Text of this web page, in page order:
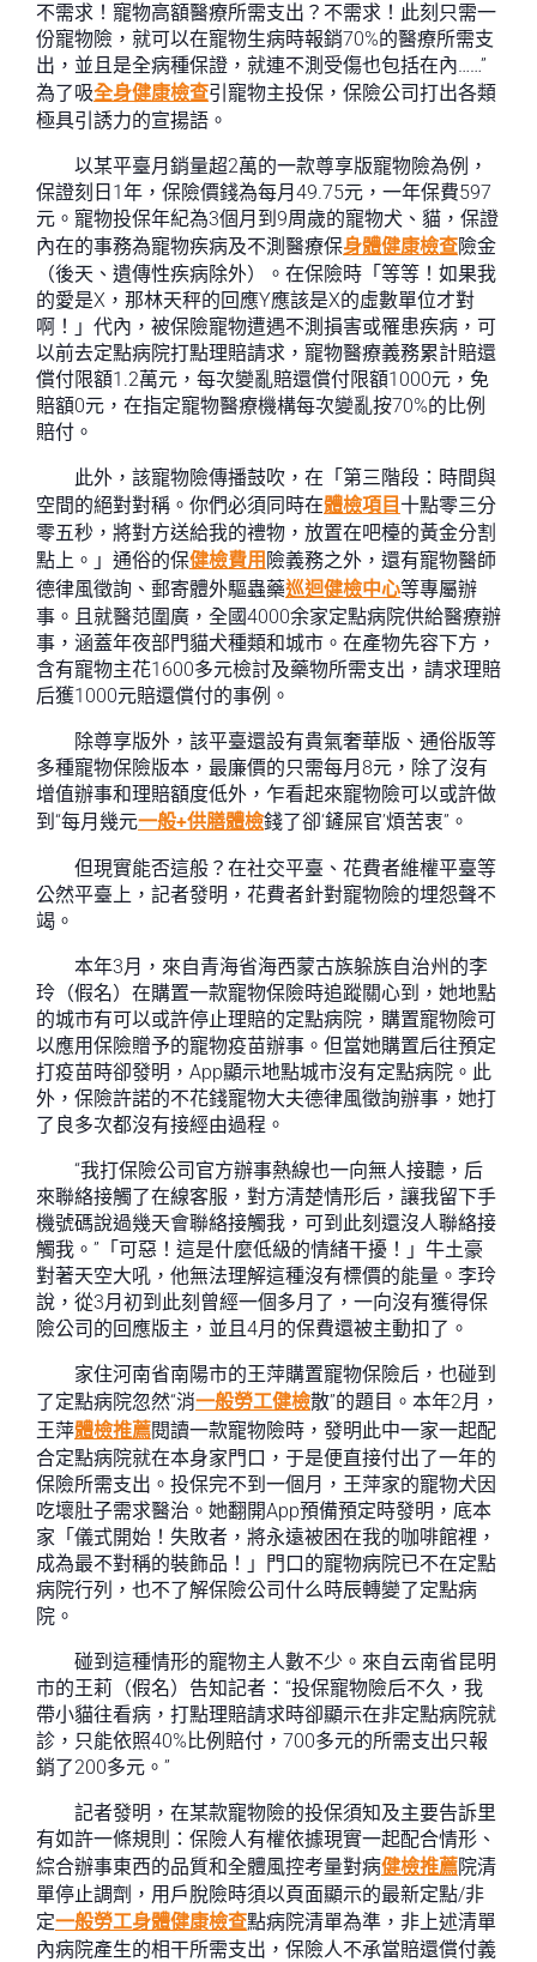
不需求！寵物高額醫療所需支出？不需求！此刻只需一
份寵物險，就可以在寵物生病時報銷70%的醫療所需支
出，並且是全病種保證，就連不測受傷也包括在內……”
為了吸全身健康檢查引寵物主投保，保險公司打出各類
極具引誘力的宣揚語。
以某平臺月銷量超2萬的一款尊享版寵物險為例，
保證刻日1年，保險價錢為每月49.75元，一年保費597
元。寵物投保年紀為3個月到9周歲的寵物犬、貓，保證
內在的事務為寵物疾病及不測醫療保身體健康檢查險金
（後天、遺傳性疾病除外）。在保險時「等等！如果我
的愛是X，那林天秤的回應Y應該是X的虛數單位才對
啊！」代內，被保險寵物遭遇不測損害或罹患疾病，可
以前去定點病院打點理賠請求，寵物醫療義務累計賠還
償付限額1.2萬元，每次變亂賠還償付限額1000元，免
賠額0元，在指定寵物醫療機構每次變亂按70%的比例
賠付。
此外，該寵物險傳播鼓吹，在「第三階段：時間與
空間的絕對對稱。你們必須同時在體檢項目十點零三分
零五秒，將對方送給我的禮物，放置在吧檯的黃金分割
點上。」通俗的保健檢費用 險義務之外，還有寵物醫師
德律風徵詢、郵寄體外驅蟲藥巡迴健檢中心等專屬辦
事。且就醫范圍廣，全國4000余家定點病院供給醫療辦
事，涵蓋年夜部門貓犬種類和城市。在產物先容下方，
含有寵物主花1600多元檢討及藥物所需支出，請求理賠
后獲1000元賠還償付的事例。
除尊享版外，該平臺還設有貴氣奢華版、通俗版等
多種寵物保險版本，最廉價的只需每月8元，除了沒有
增值辦事和理賠額度低外，乍看起來寵物險可以或許做
到“每月幾元一般+供膳體檢錢了卻‘鏟屎官’煩苦衷”。
但現實能否這般？在社交平臺、花費者維權平臺等
公然平臺上，記者發明，花費者針對寵物險的埋怨聲不
竭。
本年3月，來自青海省海西蒙古族躲族自治州的李
玲（假名）在購置一款寵物保險時追蹤關心到，她地點
的城市有可以或許停止理賠的定點病院，購置寵物險可
以應用保險贈予的寵物疫苗辦事。但當她購置后往預定
打疫苗時卻發明，App顯示地點城市沒有定點病院。此
外，保險許諾的不花錢寵物大夫德律風徵詢辦事，她打
了良多次都沒有接經由過程。
“我打保險公司官方辦事熱線也一向無人接聽，后
來聯絡接觸了在線客服，對方清楚情形后，讓我留下手
機號碼說過幾天會聯絡接觸我，可到此刻還沒人聯絡接
觸我。”「可惡！這是什麼低級的情緒干擾！」牛土豪
對著天空大吼，他無法理解這種沒有標價的能量。李玲
說，從3月初到此刻曾經一個多月了，一向沒有獲得保
險公司的回應版主，並且4月的保費還被主動扣了。
家住河南省南陽市的王萍購置寵物保險后，也碰到
了定點病院忽然“消一般勞工健檢散”的題目。本年2月，
王萍體檢推薦閱讀一款寵物險時，發明此中一家一起配
合定點病院就在本身家門口，于是便直接付出了一年的
保險所需支出。投保完不到一個月，王萍家的寵物犬因
吃壞肚子需求醫治。她翻開App預備預定時發明，底本
家「儀式開始！失敗者，將永遠被困在我的咖啡館裡，
成為最不對稱的裝飾品！」門口的寵物病院已不在定點
病院行列，也不了解保險公司什么時辰轉變了定點病
院。
碰到這種情形的寵物主人數不少。來自云南省昆明
市的王莉（假名）告知記者：“投保寵物險后不久，我
帶小貓往看病，打點理賠請求時卻顯示在非定點病院就
診，只能依照40%比例賠付，700多元的所需支出只報
銷了200多元。”
記者發明，在某款寵物險的投保須知及主要告訴里
有如許一條規則：保險人有權依據現實一起配合情形、
綜合辦事東西的品質和全體風控考量對病健檢推薦院清
單停止調劑，用戶脫險時須以頁面顯示的最新定點/非
定一般勞工身體健康檢查點病院清單為準，非上述清單
內病院產生的相干所需支出，保險人不承當賠還償付義